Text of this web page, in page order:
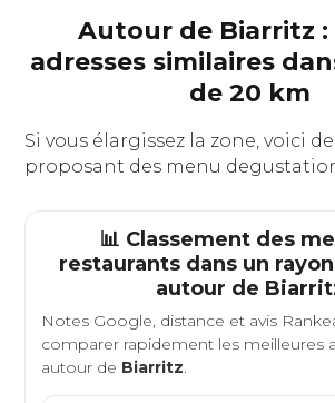
Autour de Biarritz
adresses similaires
de 20 km
Si vous élargissez la zone, voici
proposant des menu
📊 Classement des
restaurants dans un
autour de
Notes Google, distance et avis
comparer rapidement les meilleures
autour de Biarritz.